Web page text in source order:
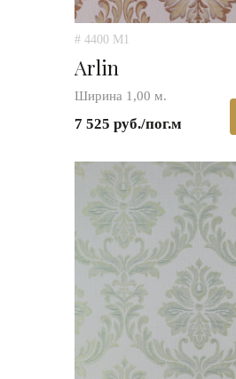
# 4400 M1
Arlin
Ширина 1,00 м.
7 525 руб./пог.м